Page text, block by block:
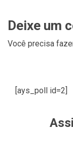
Deixe um
Você precisa
[ays_poll id=2]